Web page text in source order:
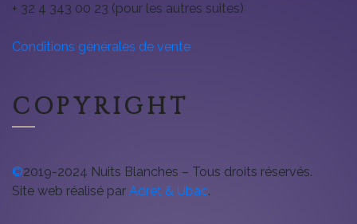
+ 32 4 343 00 23 (pour les autres suites)
Conditions générales de vente
COPYRIGHT
©2019-2024 Nuits Blanches – Tous droits réservés.
Site web réalisé par Adret & Ubac.